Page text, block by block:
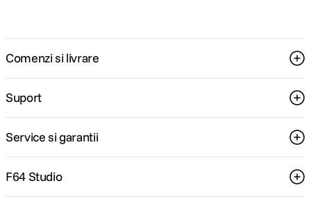
Comenzi si livrare
Suport
Service si garantii
F64 Studio